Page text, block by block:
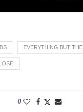
EVERYTHING BUT THE
0